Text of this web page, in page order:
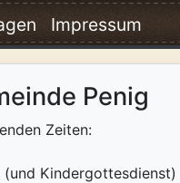
Impressum
Penig
Zeiten:
Kindergottesdienst)